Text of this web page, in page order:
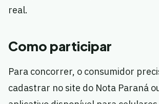
real.
Como participar
Para concorrer, o consumidor
cadastrar no site do Nota Paraná